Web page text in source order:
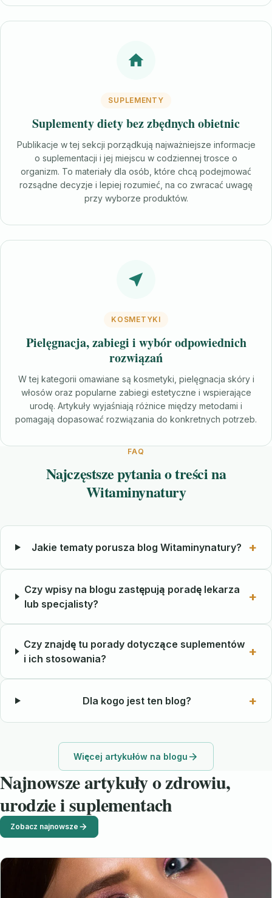
SUPLEMENTY
Suplementy diety bez zbędnych obietnic
Publikacje w tej sekcji porządkują najważniejsze informacje
o suplementacji i jej miejscu w codziennej trosce o
organizm. To materiały dla osób, które chcą podejmować
rozsądne decyzje i lepiej rozumieć, na co zwracać uwagę
przy wyborze produktów.
KOSMETYKI
Pielęgnacja, zabiegi i wybór odpowiednich
rozwiązań
W tej kategorii omawiane są kosmetyki, pielęgnacja skóry i
włosów oraz popularne zabiegi estetyczne i wspierające
urodę. Artykuły wyjaśniają różnice między metodami i
pomagają dopasować rozwiązania do konkretnych potrzeb.
FAQ
Najczęstsze pytania o treści na
Witaminynatury
Jakie tematy porusza blog Witaminynatury?
Czy wpisy na blogu zastępują poradę lekarza
lub specjalisty?
Czy znajdę tu porady dotyczące suplementów
i ich stosowania?
Dla kogo jest ten blog?
Więcej artykułów na blogu
Najnowsze artykuły o zdrowiu,
urodzie i suplementach
Zobacz najnowsze